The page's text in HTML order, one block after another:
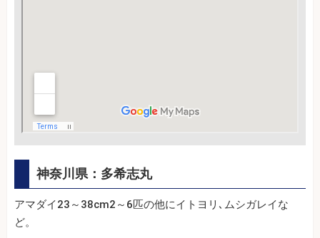
神奈川県：多希志丸
アマダイ23～38cm2～6匹の他にイトヨリ､ムシガレイな
ど。